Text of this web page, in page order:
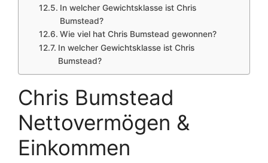
In welcher Gewichtsklasse ist Chris
Bumstead?
Wie viel hat Chris Bumstead gewonnen?
In welcher Gewichtsklasse ist Chris
Bumstead?
Chris Bumstead
Nettovermögen &
Einkommen